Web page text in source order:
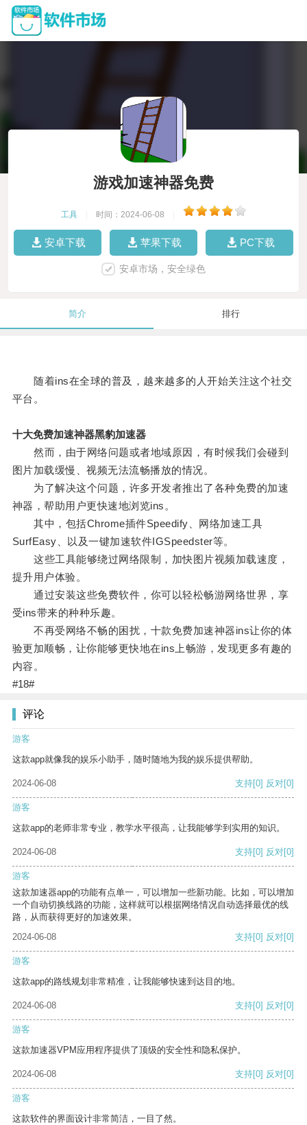
游戏加速神器免费
工具 时间：2024-06-08
安卓下载 苹果下载 PC下载
安卓市场，安全绿色
简介 排行
随着ins在全球的普及，越来越多的人开始关注这个社交
平台。
十大免费加速神器黑豹加速器
然而，由于网络问题或者地域原因，有时候我们会碰到
图片加载缓慢、视频无法流畅播放的情况。
为了解决这个问题，许多开发者推出了各种免费的加速
神器，帮助用户更快速地浏览ins。
其中，包括Chrome插件Speedify、网络加速工具
SurfEasy、以及一键加速软件IGSpeedster等。
这些工具能够绕过网络限制，加快图片视频加载速度，
提升用户体验。
通过安装这些免费软件，你可以轻松畅游网络世界，享
受ins带来的种种乐趣。
不再受网络不畅的困扰，十款免费加速神器ins让你的体
验更加顺畅，让你能够更快地在ins上畅游，发现更多有趣的
内容。
#18#
评论
游客
这款app就像我的娱乐小助手，随时随地为我的娱乐提供帮助。
2024-06-08 支持[0] 反对[0]
游客
这款app的老师非常专业，教学水平很高，让我能够学到实用的知识。
2024-06-08 支持[0] 反对[0]
游客
这款加速器app的功能有点单一，可以增加一些新功能。比如，可以增加
一个自动切换线路的功能，这样就可以根据网络情况自动选择最优的线
路，从而获得更好的加速效果。
2024-06-08
支持[0] 反对[0]
游客
这款app的路线规划非常精准，让我能够快速到达目的地。
2024-06-08 支持[0] 反对[0]
游客
这款加速器VPM应用程序提供了顶级的安全性和隐私保护。
2024-06-08 支持[0] 反对[0]
游客
这款软件的界面设计非常简洁，一目了然。